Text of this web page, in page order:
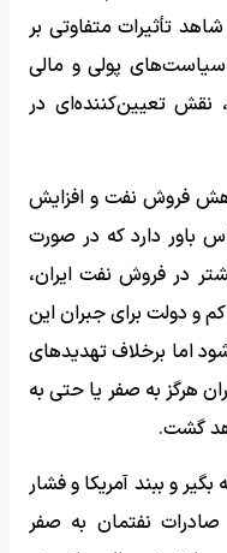
تأثیرات متفاوتی بر
سیاست‌های پولی و مالی
نقش تعیین‌کننده‌ای در
فروش نفت و افزایش
باور دارد که در صورت
در فروش نفت ایران،
و دولت برای جبران این
اما برخلاف تهدیدهای
هرگز به صفر یا حتی به
سال 99 با آن همه بگیر و ببند آمریکا و فشار
نفتمان به صفر